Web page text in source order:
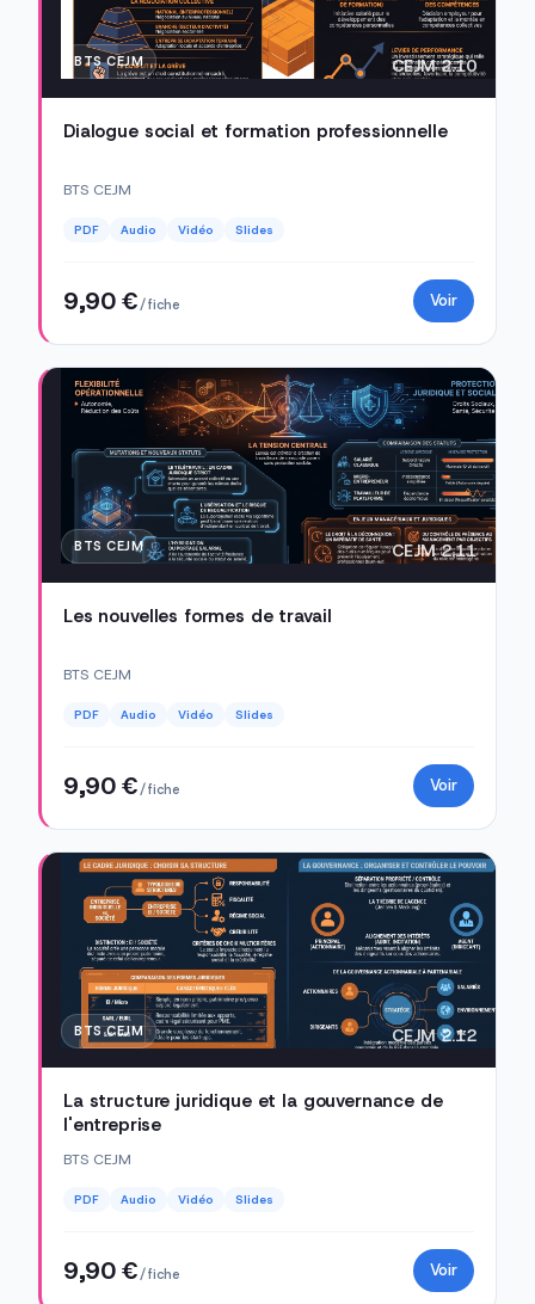
BTS CEJM CEJM 2.10
Dialogue social et formation professionnelle
BTS CEJM
PDF Audio Vidéo Slides
9,90 €/ fiche Voir
BTS CEJM CEJM 2.11
Les nouvelles formes de travail
BTS CEJM
PDF Audio Vidéo Slides
9,90 €/ fiche Voir
BTS CEJM CEJM 2.12
La structure juridique et la gouvernance de
l'entreprise
BTS CEJM
PDF Audio Vidéo Slides
9,90 €/ fiche Voir